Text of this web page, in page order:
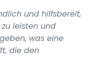
und hilfsbereit,
leisten und
was eine
die den